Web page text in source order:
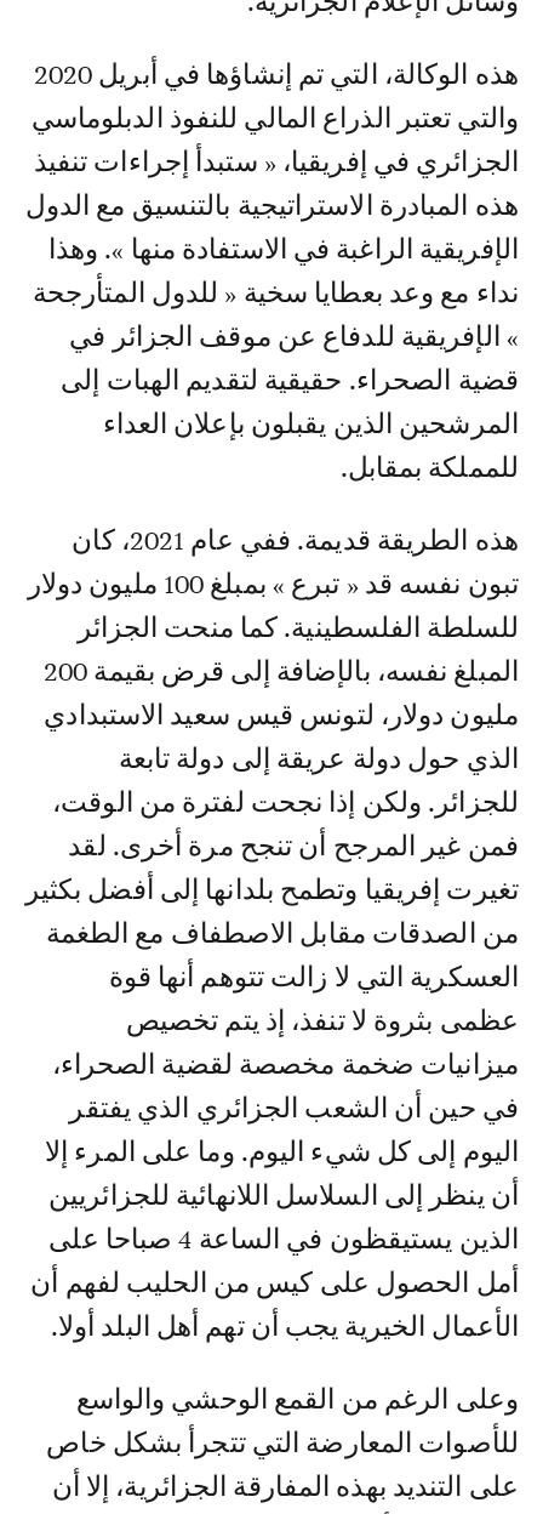
هذه الوكالة، التي تم إنشاؤها في أبريل 2020
والتي تعتبر الذراع المالي للنفوذ الدبلوماسي
الجزائري في إفريقيا، « ستبدأ إجراءات تنفيذ
هذه المبادرة الاستراتيجية بالتنسيق مع الدول
الإفريقية الراغبة في الاستفادة منها ». وهذا
نداء مع وعد بعطايا سخية « للدول المتأرجحة
» الإفريقية للدفاع عن موقف الجزائر في
قضية الصحراء. حقيقية لتقديم الهبات إلى
المرشحين الذين يقبلون بإعلان العداء
للمملكة بمقابل.
هذه الطريقة قديمة. ففي عام 2021، كان
تبون نفسه قد « تبرع » بمبلغ 100 مليون دولار
للسلطة الفلسطينية. كما منحت الجزائر
المبلغ نفسه، بالإضافة إلى قرض بقيمة 200
مليون دولار، لتونس قيس سعيد الاستبدادي
الذي حول دولة عريقة إلى دولة تابعة
للجزائر. ولكن إذا نجحت لفترة من الوقت،
فمن غير المرجح أن تنجح مرة أخرى. لقد
تغيرت إفريقيا وتطمح بلدانها إلى أفضل بكثير
من الصدقات مقابل الاصطفاف مع الطغمة
العسكرية التي لا زالت تتوهم أنها قوة
عظمى بثروة لا تنفذ، إذ يتم تخصيص
ميزانيات ضخمة مخصصة لقضية الصحراء،
في حين أن الشعب الجزائري الذي يفتقر
اليوم إلى كل شيء اليوم. وما على المرء إلا
أن ينظر إلى السلاسل اللانهائية للجزائريين
الذين يستيقظون في الساعة 4 صباحا على
أمل الحصول على كيس من الحليب لفهم أن
الأعمال الخيرية يجب أن تهم أهل البلد أولا.
وعلى الرغم من القمع الوحشي والواسع
للأصوات المعارضة التي تتجرأ بشكل خاص
على التنديد بهذه المفارقة الجزائرية، إلا أن